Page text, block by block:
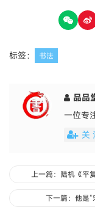
标签： 书法
品品
一位专
关
上一篇：陆机《平
下一篇：他是